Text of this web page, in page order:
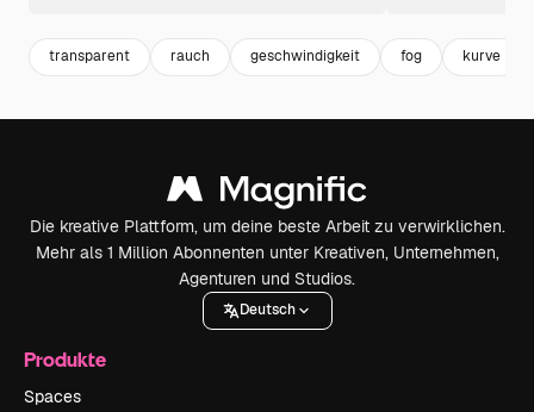
transparent rauch geschwindigkeit fog kurve
Die kreative Plattform, um deine beste Arbeit zu verwirklichen.
Mehr als 1 Million Abonnenten unter Kreativen, Unternehmen,
Agenturen und Studios.
Deutsch
Produkte
Spaces